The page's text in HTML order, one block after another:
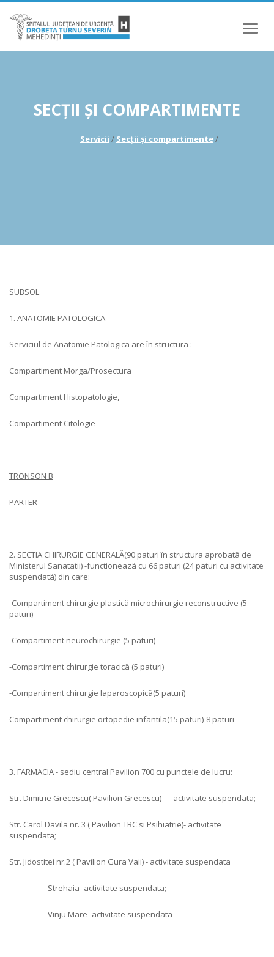
Meniu
SECȚII ȘI COMPARTIMENTE
Servicii / Secții și compartimente/
SUBSOL
1. ANATOMIE PATOLOGICA
Serviciul de Anatomie Patologica are în structurä :
Compartiment Morga/Prosectura
Compartiment Histopatologie,
Compartiment Citologie
TRONSON B
PARTER
2. SECTIA CHIRURGIE GENERALÄ(90 paturi în structura aprobatä de
Ministerul Sanatatii) -functioneazä cu 66 paturi (24 paturi cu activitate
suspendatä) din care:
-Compartiment chirurgie plasticä microchirurgie reconstructive (5
paturi)
-Compartiment neurochirurgie (5 paturi)
-Compartiment chirurgie toracicä (5 paturi)
-Compartiment chirurgie laparoscopicä(5 paturi)
Compartiment chirurgie ortopedie infantilä(15 paturi)-8 paturi
3. FARMACIA - sediu central Pavilion 700 cu punctele de lucru:
Str. Dimitrie Grecescu( Pavilion Grecescu) — activitate suspendata;
Str. Carol Davila nr. 3 ( Pavilion TBC si Psihiatrie)- activitate
suspendata;
Str. Jidostitei nr.2 ( Pavilion Gura Vaii) - activitate suspendata
Strehaia- activitate suspendata;
Vinju Mare- activitate suspendata